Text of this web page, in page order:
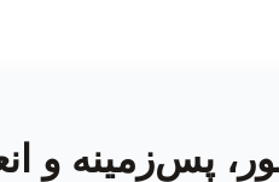
پس‌زمینه و